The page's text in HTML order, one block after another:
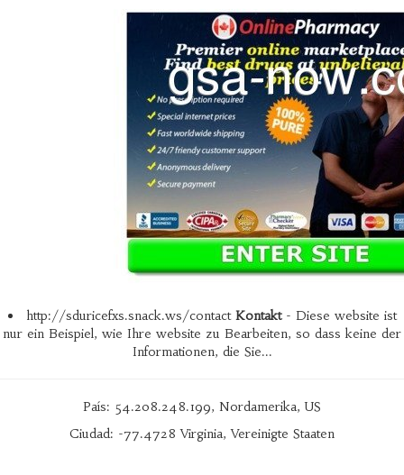
http://sduricefxs.snack.ws/contact Kontakt- Diese website ist
nur ein Beispiel, wie Ihre website zu Bearbeiten, so dass keine der
Informationen, die Sie...
País: 54.208.248.199, Nordamerika, US
Ciudad: -77.4728 Virginia, Vereinigte Staaten